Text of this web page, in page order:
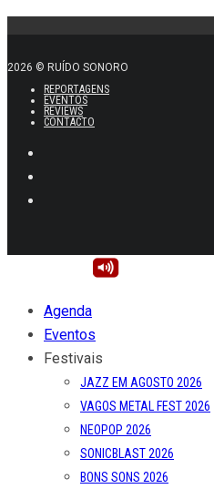
2026 © RUÍDO SONORO
REPORTAGENS
EVENTOS
REVIEWS
CONTACTO
Agenda
Eventos
Festivais
JAZZ EM AGOSTO 2026
VAGOS METAL FEST 2026
NEOPOP 2026
SONICBLAST 2026
BONS SONS 2026